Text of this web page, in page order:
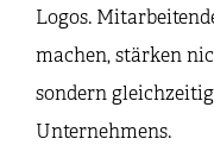
Logos.
machen, stärken
sondern
Unternehmens.